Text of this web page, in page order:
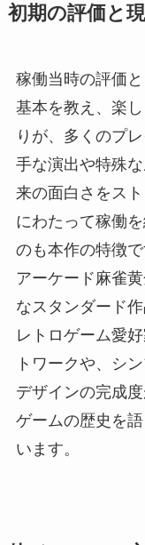
初期の評価と
稼働当時の評価
基本を教え、楽
りが、多くのプ
手な演出や特殊
来の面白さをス
にわたって稼働
のも本作の特徴
アーケード麻雀
なスタンダード
レトロゲーム愛
トワークや、シ
デザインの完成
ゲームの歴史を
います。